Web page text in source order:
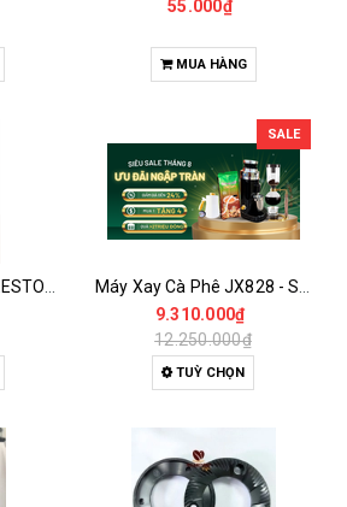
55.000₫
MUA HÀNG
SALE
9.310.000₫
12.250.000₫
TUỲ CHỌN